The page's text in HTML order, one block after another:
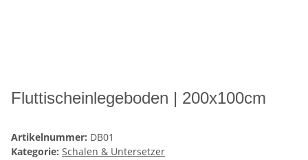
Fluttischeinlegeboden | 200x100cm
Artikelnummer: DB01
Kategorie: Schalen & Untersetzer